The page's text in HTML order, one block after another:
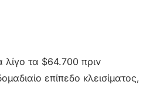
λίγο τα $64.700 πριν
επίπεδο κλεισίματος,